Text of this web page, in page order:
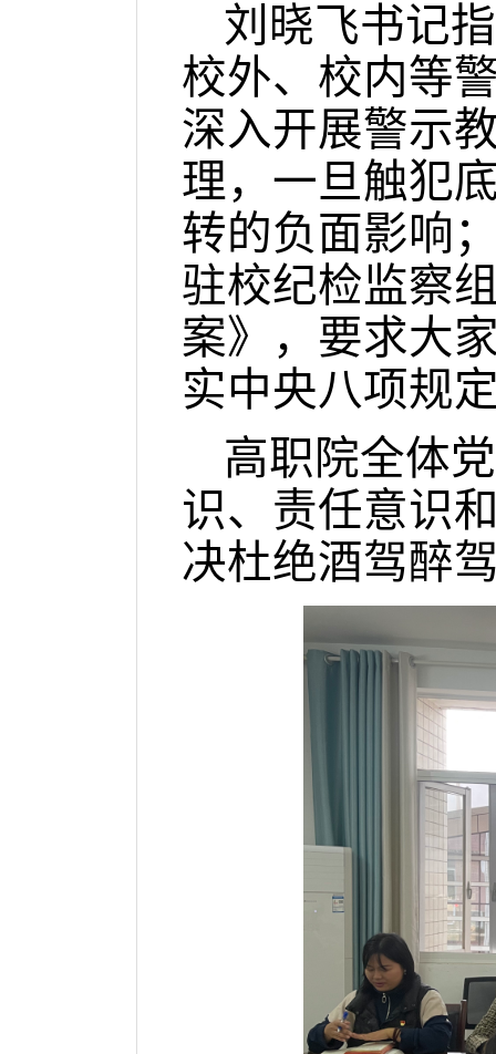
刘晓飞书记
校外、校内等
深入开展警示
理， 一旦触犯
转的负面影响
驻校纪检监察
案》
，要求大
实中央八项规
高职院全体
识、责任意识
决杜绝酒驾醉